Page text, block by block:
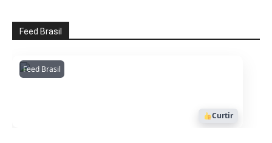
Feed Brasil
Feed BrasilAmazonianarede
1053
Curtir